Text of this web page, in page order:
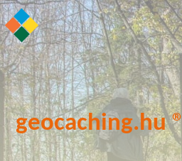
geocaching.hu ®